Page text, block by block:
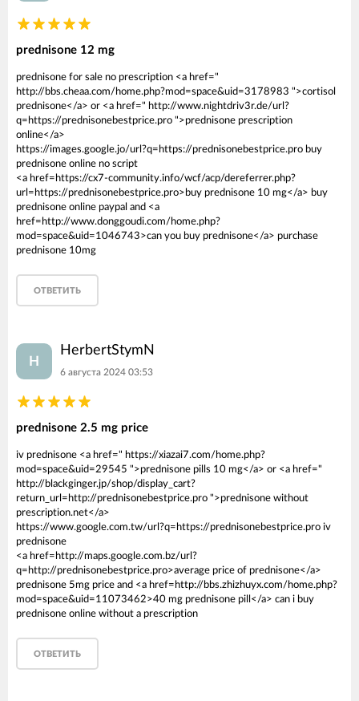
prednisone 12 mg
prednisone for sale no prescription <a href="
http://bbs.cheaa.com/home.php?mod=space&uid=3178983 ">cortisol
prednisone</a> or <a href=" http://www.nightdriv3r.de/url?
q=https://prednisonebestprice.pro ">prednisone prescription
online</a>
https://images.google.jo/url?q=https://prednisonebestprice.pro buy
prednisone online no script
<a href=https://cx7-community.info/wcf/acp/dereferrer.php?
url=https://prednisonebestprice.pro>buy prednisone 10 mg</a> buy
prednisone online paypal and <a
href=http://www.donggoudi.com/home.php?
mod=space&uid=1046743>can you buy prednisone</a> purchase
prednisone 10mg
ОТВЕТИТЬ
H
HerbertStymN
6 августа 2024 03:53
prednisone 2.5 mg price
iv prednisone <a href=" https://xiazai7.com/home.php?
mod=space&uid=29545 ">prednisone pills 10 mg</a> or <a href="
http://blackginger.jp/shop/display_cart?
return_url=http://prednisonebestprice.pro ">prednisone without
prescription.net</a>
https://www.google.com.tw/url?q=https://prednisonebestprice.pro iv
prednisone
<a href=http://maps.google.com.bz/url?
q=http://prednisonebestprice.pro>average price of prednisone</a>
prednisone 5mg price and <a href=http://bbs.zhizhuyx.com/home.php?
mod=space&uid=11073462>40 mg prednisone pill</a> can i buy
prednisone online without a prescription
ОТВЕТИТЬ